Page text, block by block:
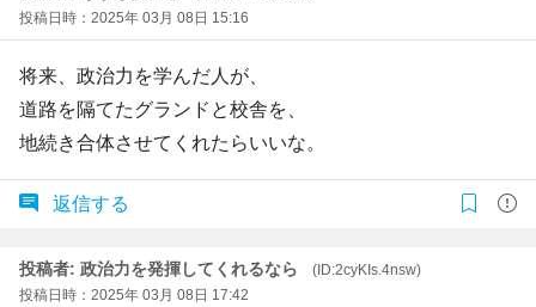
投稿日時：2025年 03月 08日 15:16
将来、政治力を学んだ人が、
道路を隔てたグランドと校舎を、
地続き合体させてくれたらいいな。
返信する
投稿者: 政治力を発揮してくれるなら
(ID:2cyKIs.4nsw)
投稿日時：2025年 03月 08日 17:42